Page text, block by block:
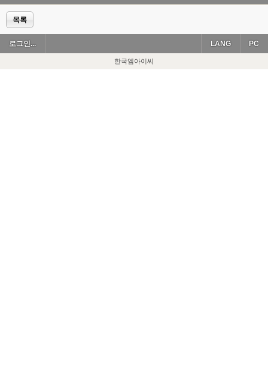
목록
로그인... PC
LANG
한국엠아이씨